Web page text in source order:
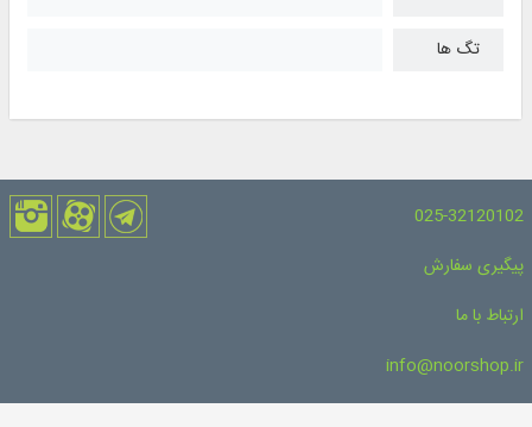
تگ ها
025-32120102
پیگیری سفارش
ارتباط با ما
info@noorshop.ir